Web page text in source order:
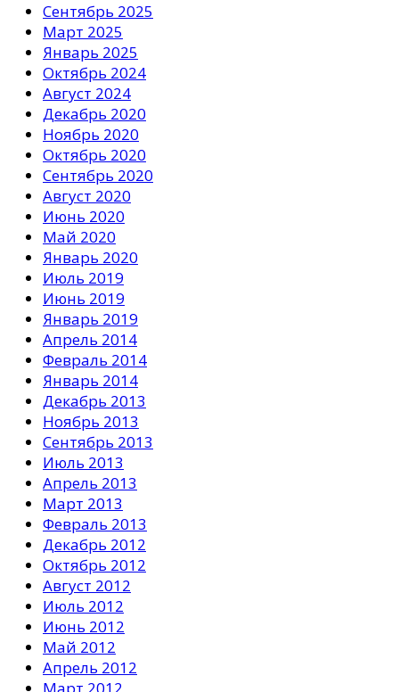
Сентябрь 2025
Март 2025
Январь 2025
Октябрь 2024
Август 2024
Декабрь 2020
Ноябрь 2020
Октябрь 2020
Сентябрь 2020
Август 2020
Июнь 2020
Май 2020
Январь 2020
Июль 2019
Июнь 2019
Январь 2019
Апрель 2014
Февраль 2014
Январь 2014
Декабрь 2013
Ноябрь 2013
Сентябрь 2013
Июль 2013
Апрель 2013
Март 2013
Февраль 2013
Декабрь 2012
Октябрь 2012
Август 2012
Июль 2012
Июнь 2012
Май 2012
Апрель 2012